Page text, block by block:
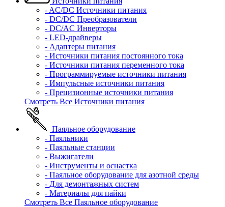
- AC/DC Источники питания
- DC/DC Преобразователи
- DC/AC Инверторы
- LED-драйверы
- Адаптеры питания
- Источники питания постоянного тока
- Источники питания переменного тока
- Программируемые источники питания
- Импульсные источники питания
- Прецизионные источники питания
Смотреть Все Источники питания
Паяльное оборудование
- Паяльники
- Паяльные станции
- Выжигатели
- Инструменты и оснастка
- Паяльное оборудование для азотной среды
- Для демонтажных систем
- Материалы для пайки
Смотреть Все Паяльное оборудование